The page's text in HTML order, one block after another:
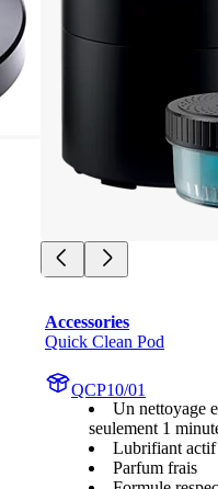
Accessories
Quick Clean Pod
QCP10/01
Un nettoyage
seulement 1
Lubrifiant actif
Parfum frais